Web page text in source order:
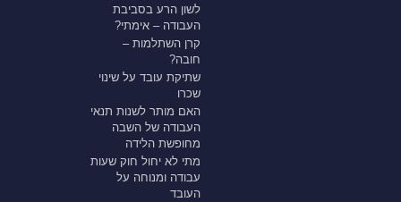
לשון הרע בסביבת
העבודה – אימתי?
קרן השתלמות –
חובה?
שתיקת עובד על שינוי
שכרו
האם מותר לשנות תנאי
העבודה של השבה
מחופשת הלידה
מתי לא יחול חוק שעות
עבודה ומנוחה על
העובד